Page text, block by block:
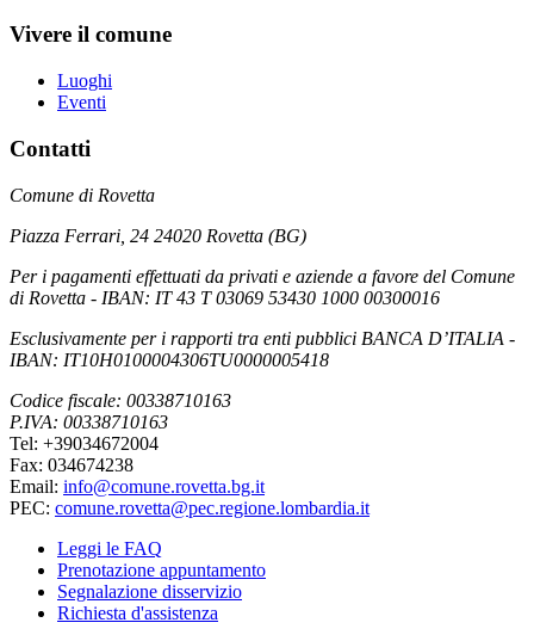
Vivere il comune
Luoghi
Eventi
Contatti
Comune di Rovetta
Piazza Ferrari, 24 24020 Rovetta (BG)
Per i pagamenti effettuati da privati e aziende a favore del Comune
di Rovetta - IBAN: IT 43 T 03069 53430 1000 00300016
Esclusivamente per i rapporti tra enti pubblici BANCA D’ITALIA -
IBAN: IT10H0100004306TU0000005418
Codice fiscale: 00338710163
P.IVA: 00338710163
Tel: +39034672004
Fax: 034674238
Email: info@comune.rovetta.bg.it
PEC: comune.rovetta@pec.regione.lombardia.it
Leggi le FAQ
Prenotazione appuntamento
Segnalazione disservizio
Richiesta d'assistenza